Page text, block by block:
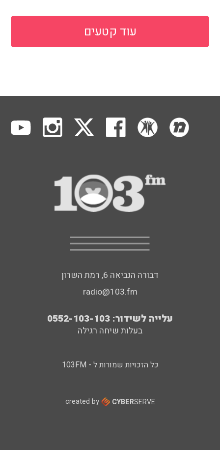
עוד קטעים
דבורה הנביאה 6, רמת השרון
radio@103.fm
עלייה לשידור: 0552-103-103
בעלות שיחה רגילה
כל הזכויות שמורות ל - 103FM
created by CYBERSERVE